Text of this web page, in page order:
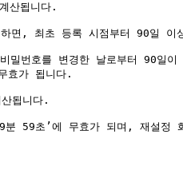
산됩니다.
효가 됩니다.